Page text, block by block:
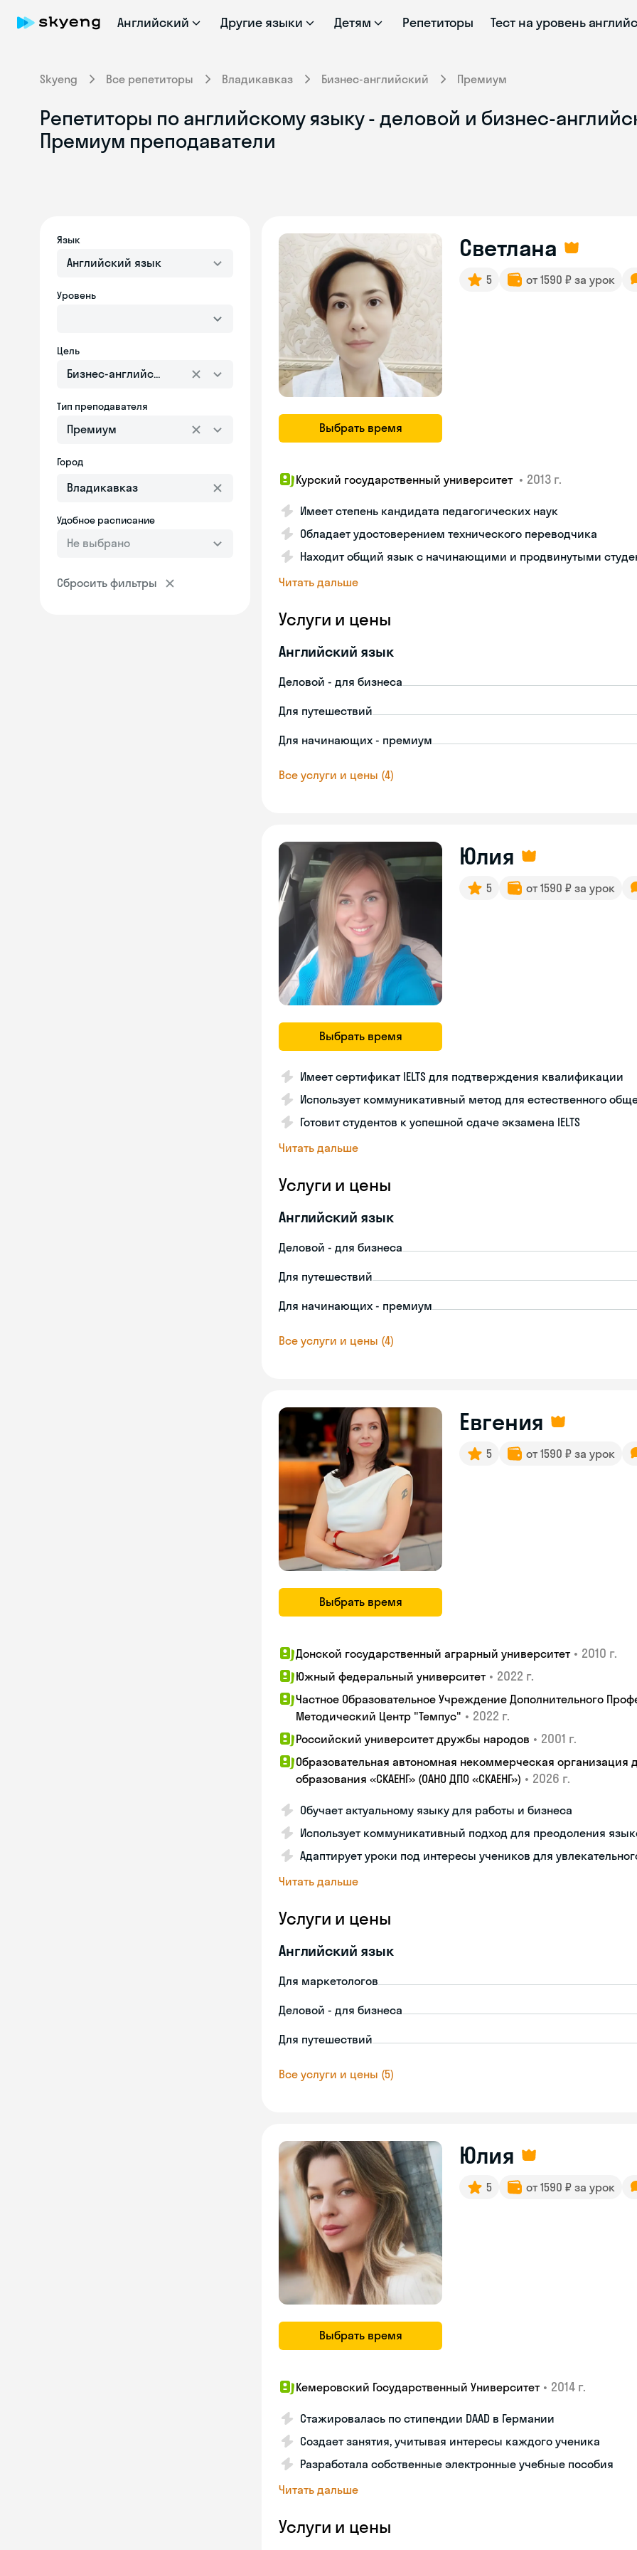
Английский Другие языки Детям Репетиторы Тест на уровень
Skyeng Все репетиторы Владикавказ Бизнес-английский Премиум
Репетиторы по английскому языку - деловой и бизнес-
Премиум преподаватели
Язык
Английский язык
Уровень
Цель
Бизнес-английский
Тип преподавателя
Премиум
Город
Удобное расписание
Не выбрано
Сбросить фильтры
Выбрать время
Светлана
5 от 1590 ₽ за урок
Курский государственный университет • 2013 г.
Имеет степень кандидата педагогических наук
Обладает удостоверением технического переводчика
Находит общий язык с начинающими и продвинутыми
Читать дальше
Услуги и цены
Английский язык
Деловой - для бизнеса
Для путешествий
Для начинающих - премиум
Все услуги и цены (4)
Выбрать время
Юлия
5 от 1590 ₽ за урок
Имеет сертификат IELTS для подтверждения квалификации
Использует коммуникативный метод для естественного
Готовит студентов к успешной сдаче экзамена IELTS
Читать дальше
Услуги и цены
Английский язык
Деловой - для бизнеса
Для путешествий
Для начинающих - премиум
Все услуги и цены (4)
Выбрать время
Евгения
5 от 1590 ₽ за урок
Донской государственный аграрный университет • 2010 г.
Южный федеральный университет • 2022 г.
Частное Образовательное Учреждение Дополнительного
Методический Центр "Темпус" • 2022 г.
Российский университет дружбы народов • 2001 г.
Образовательная автономная некоммерческая организация
образования «СКАЕНГ» (ОАНО ДПО «СКАЕНГ») • 2026 г.
Обучает актуальному языку для работы и бизнеса
Использует коммуникативный подход для преодоления
Адаптирует уроки под интересы учеников для
Читать дальше
Услуги и цены
Английский язык
Для маркетологов
Деловой - для бизнеса
Для путешествий
Все услуги и цены (5)
Выбрать время
Юлия
5 от 1590 ₽ за урок
Кемеровский Государственный Университет • 2014 г.
Стажировалась по стипендии DAAD в Германии
Создает занятия, учитывая интересы каждого ученика
Разработала собственные электронные учебные пособия
Читать дальше
Услуги и цены